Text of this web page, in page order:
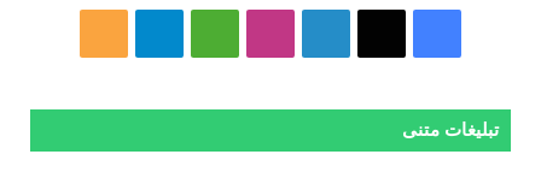
تبلیغات متنی